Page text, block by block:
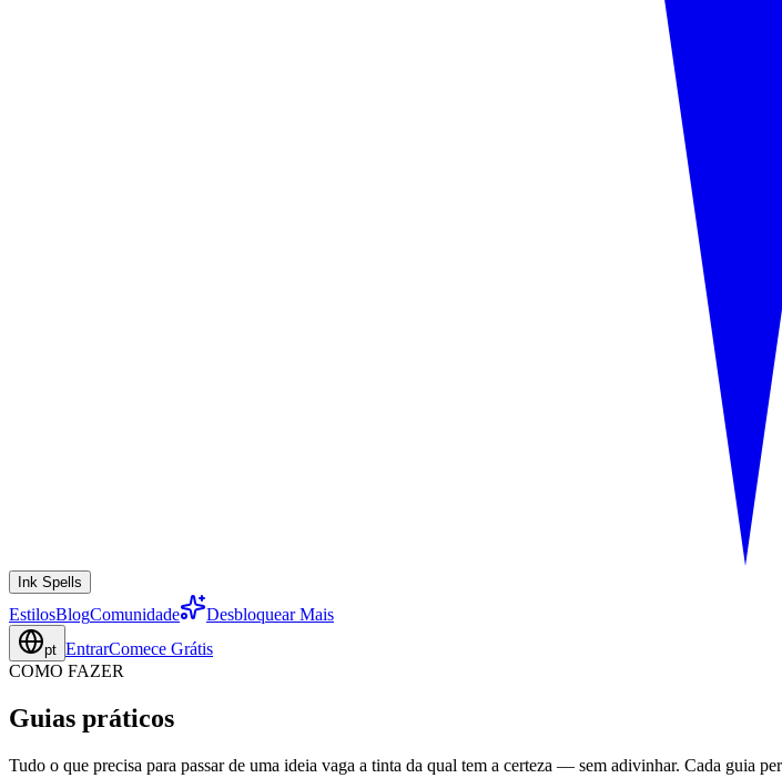
Ink Spells
EstilosBlogComunidade Desbloquear Mais
pt EntrarComece Grátis
COMO FAZER
Guias práticos
Tudo o que precisa para passar de uma ideia vaga a tinta da qual tem a certeza — sem adivinhar. Cada guia